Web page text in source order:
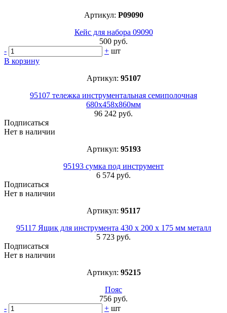
Артикул: P09090
Кейс для набора 09090
500 руб.
-
+ шт
В корзину
Артикул: 95107
95107 тележка инструментальная семиполочная
680х458х860мм
96 242 руб.
Подписаться
Нет в наличии
Артикул: 95193
95193 сумка под инструмент
6 574 руб.
Подписаться
Нет в наличии
Артикул: 95117
95117 Ящик для инструмента 430 х 200 х 175 мм металл
5 723 руб.
Подписаться
Нет в наличии
Артикул: 95215
Пояс
756 руб.
-
+ шт